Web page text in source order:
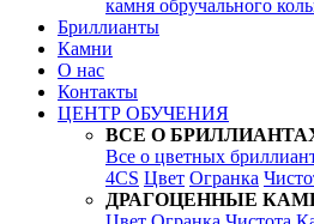
камня обручального
Бриллианты
Камни
О нас
Контакты
ЦЕНТР ОБУЧЕНИЯ
ВСЕ О
Все о цветных
4CS Цвет Огранка
ДРАГОЦЕННЫЕ